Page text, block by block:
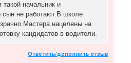
начальник и
сын не работают.В школе
нацелены на
кандидатов в водители.
Ответить/дополнить отзыв